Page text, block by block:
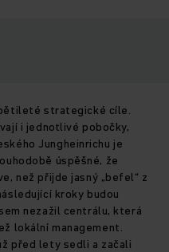
strategické cíle.
i jednotlivé pobočky,
Jungheinrichu je
úspěšné, že
než přijde jasný „befel“ z
kroky budou
nezažil centrálu, která
lokální management.
před lety sedli a začali